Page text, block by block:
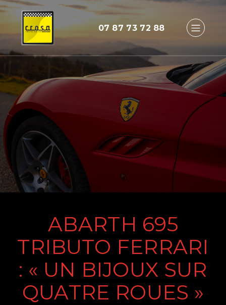
07 87 73 72 88
ABARTH 695
TRIBUTO FERRARI
: « UN BIJOUX SUR
QUATRE ROUES »